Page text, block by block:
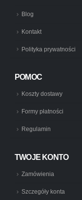
Blog
Kontakt
Polityka prywatności
POMOC
Koszty dostawy
Formy płatności
Regulamin
TWOJE KONTO
Zamówienia
Szczegóły konta